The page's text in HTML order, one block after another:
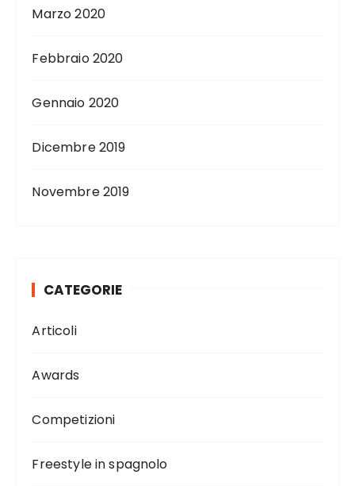
Marzo 2020
Febbraio 2020
Gennaio 2020
Dicembre 2019
Novembre 2019
CATEGORIE
Articoli
Awards
Competizioni
Freestyle in spagnolo